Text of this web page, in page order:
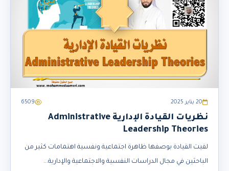
20 يناير 2025 6509
نظريات القيادة الإدارية Administrative
Leadership Theories
لقيت القيادة بوصفها ظاهرة اجتماعية ونفسية اهتمامات كثير من
الباحثين في مجال الدراسات النفسية والاجتماعية والإدارية...